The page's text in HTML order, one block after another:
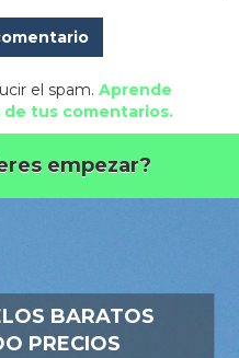
el spam. Aprende
de tus comentarios.
empezar?
BARATOS
PRECIOS